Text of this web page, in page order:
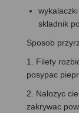
skladnik
Sposob
1. Filety
posypac
2. Nalozyc
zakrywac